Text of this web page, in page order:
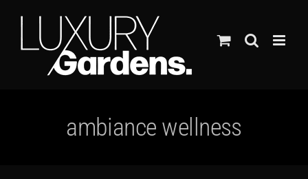
inhoud
ambiance wellness